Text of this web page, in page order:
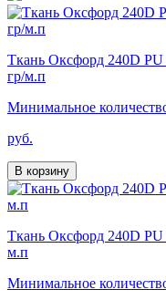
Ткань Оксфорд 240D
гр/м.п
Минимальное
руб.
В корзину
Ткань Оксфорд 240D
м.п
Минимальное